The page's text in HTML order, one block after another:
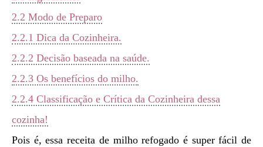
2.2 Modo de Preparo
2.2.1 Dica da Cozinheira.
2.2.2 Decisão baseada na saúde.
2.2.3 Os benefícios do milho.
2.2.4 Classificação e Crítica da Cozinheira dessa
cozinha!
Pois é, essa receita de milho refogado é super fácil de